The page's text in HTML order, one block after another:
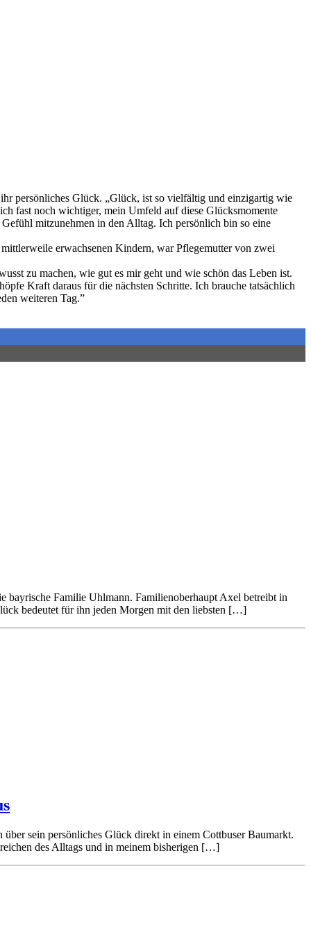
persönliches Glück. „Glück, ist so vielfältig und einzigartig wie
fast noch wichtiger, mein Umfeld auf diese Glücksmomente
mitzunehmen in den Alltag. Ich persönlich bin so eine
erwachsenen Kindern, war Pflegemutter von zwei
zu machen, wie gut es mir geht und wie schön das Leben ist.
Kraft daraus für die nächsten Schritte. Ich brauche tatsächlich
weiteren Tag.”
Familie Uhlmann. Familienoberhaupt Axel betreibt in
bedeutet für ihn jeden Morgen mit den liebsten […]
sein persönliches Glück direkt in einem Cottbuser Baumarkt.
des Alltags und in meinem bisherigen […]